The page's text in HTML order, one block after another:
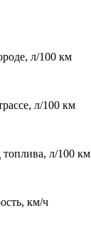
л/100 км
л/100 км
л/100 км
км/ч